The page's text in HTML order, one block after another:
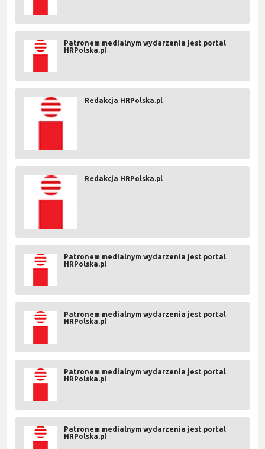
Patronem medialnym wydarzenia jest portal
HRPolska.pl
Redakcja HRPolska.pl
Redakcja HRPolska.pl
Patronem medialnym wydarzenia jest portal
HRPolska.pl
Patronem medialnym wydarzenia jest portal
HRPolska.pl
Patronem medialnym wydarzenia jest portal
HRPolska.pl
Patronem medialnym wydarzenia jest portal
HRPolska.pl